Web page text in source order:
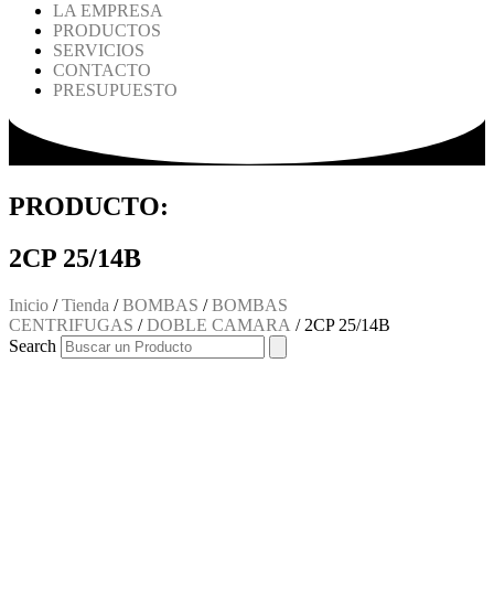
LA EMPRESA
PRODUCTOS
SERVICIOS
CONTACTO
PRESUPUESTO
PRODUCTO:
2CP 25/14B
Inicio /Tienda /BOMBAS /BOMBAS
CENTRIFUGAS /DOBLE CAMARA / 2CP 25/14B
Search